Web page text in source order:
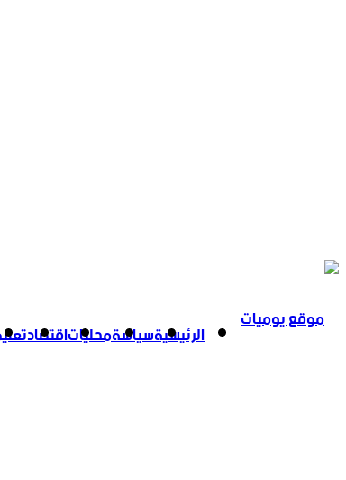
الرئيسيةسياسةمحلياتاقتصاد